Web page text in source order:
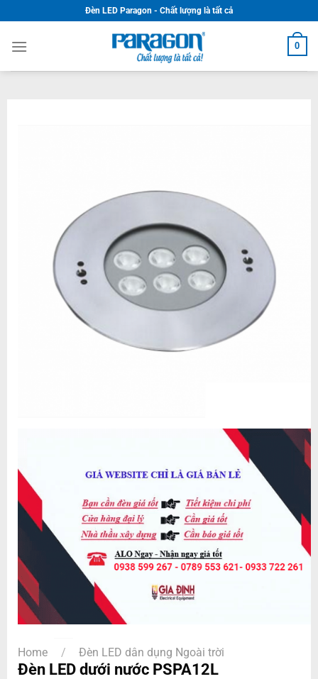
to
content
Đèn LED Paragon - Chất lượng là tất cả
0
Home / Đèn LED dân dụng Ngoài trời
Đèn LED dưới nước PSPA12L